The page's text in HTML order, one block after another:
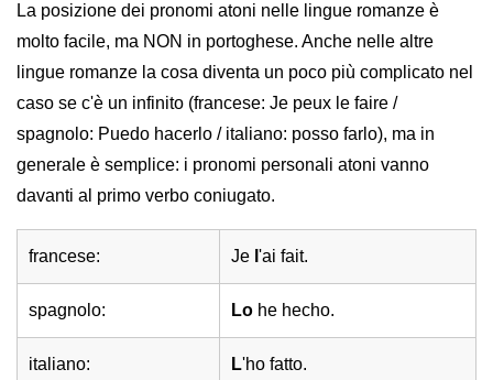
La posizione dei pronomi atoni nelle lingue romanze è
molto facile, ma NON in portoghese. Anche nelle altre
lingue romanze la cosa diventa un poco più complicato nel
caso se c'è un infinito (francese: Je peux le faire /
spagnolo: Puedo hacerlo / italiano: posso farlo), ma in
generale è semplice: i pronomi personali atoni vanno
davanti al primo verbo coniugato.
francese: Je 'ai fait.
spagnolo: Lo he hecho.
italiano: L'ho fatto.